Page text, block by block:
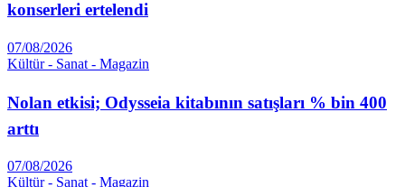
konserleri ertelendi
07/08/2026
Kültür - Sanat - Magazin
Nolan etkisi; Odysseia kitabının satışları % bin 400
arttı
07/08/2026
Kültür - Sanat - Magazin